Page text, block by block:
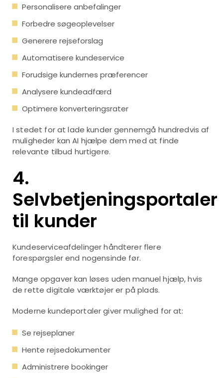
Personalisere anbefalinger
Forbedre søgeoplevelser
Generere rejseforslag
Automatisere kundeservice
Forudsige kundernes præferencer
Analysere kundeadfærd
Optimere konverteringsrater
I stedet for at lade kunder gennemgå hundredvis af
muligheder kan AI hjælpe dem med at finde
relevante tilbud hurtigere.
4.
Selvbetjeningsportaler
til kunder
Kundeserviceafdelinger håndterer flere
forespørgsler end nogensinde før.
Mange opgaver kan løses uden manuel hjælp, hvis
de rette digitale værktøjer er på plads.
Moderne kundeportaler giver mulighed for at:
Se rejseplaner
Hente rejsedokumenter
Administrere bookinger